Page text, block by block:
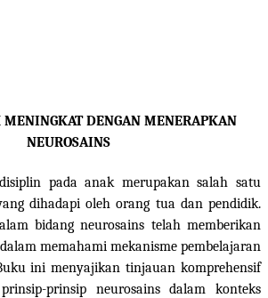
DENGAN MENERAPKAN
NEUROSAINS
disiplin pada anak merupakan salah satu
dihadapi oleh orang tua dan pendidik.
bidang neurosains telah memberikan
memahami mekanisme pembelajaran
ini menyajikan tinjauan komprehensif
prinsip neurosains dalam konteks